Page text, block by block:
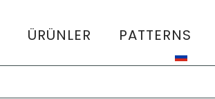
ÜRÜNLER PATTERNS